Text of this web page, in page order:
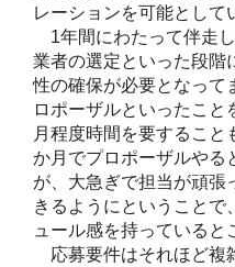
レーションを可能として
1年間にわたって伴走し
業者の選定といった段階
性の確保が必要となって
ロポーザルといったこ
月程度時間を要するこ
か月でプロポーザルやる
が、大急ぎで担当が頑張
きるようにということで
ュール感を持っていると
応募要件はそれほど複